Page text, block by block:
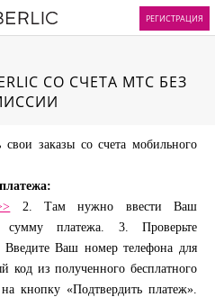
РЕГИСТРАЦИЯ
СО СЧЕТА МТС БЕЗ
заказы со счета мобильного
2. Там нужно ввести Ваш
платежа. 3. Проверьте
Ваш номер телефона для
код из полученного бесплатного
кнопку «Подтвердить платеж».